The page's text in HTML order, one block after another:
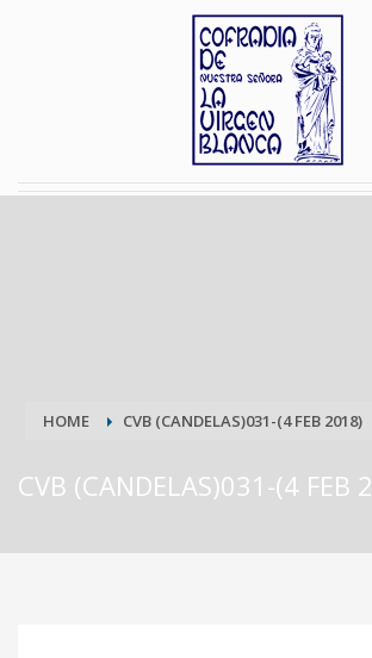
HOME CVB (CANDELAS)031-(4 FEB 2018)
CVB (CANDELAS)031-(4 FEB